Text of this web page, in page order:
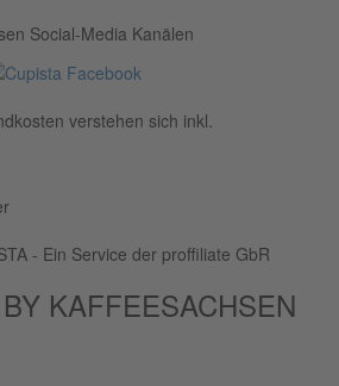
Social-Media Kanälen
verstehen sich inkl.
- Ein Service der proffiliate GbR
KAFFEESACHSEN